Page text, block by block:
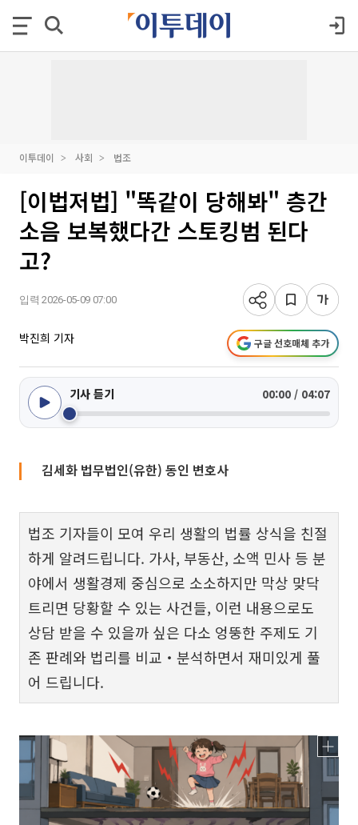
이투데이 사회 법조
[이법저법] "똑같이 당해봐" 층간
소음 보복했다간 스토킹범 된다
고?
입력 2026-05-09 07:00
박진희 기자 구글 선호매체 추가
기사 듣기 00:00 / 04:07
김세화 법무법인(유한) 동인 변호사
법조 기자들이 모여 우리 생활의 법률 상식을 친절
하게 알려드립니다. 가사, 부동산, 소액 민사 등 분
야에서 생활경제 중심으로 소소하지만 막상 맞닥
트리면 당황할 수 있는 사건들, 이런 내용으로도
상담 받을 수 있을까 싶은 다소 엉뚱한 주제도 기
존 판례와 법리를 비교‧분석하면서 재미있게 풀
어 드립니다.